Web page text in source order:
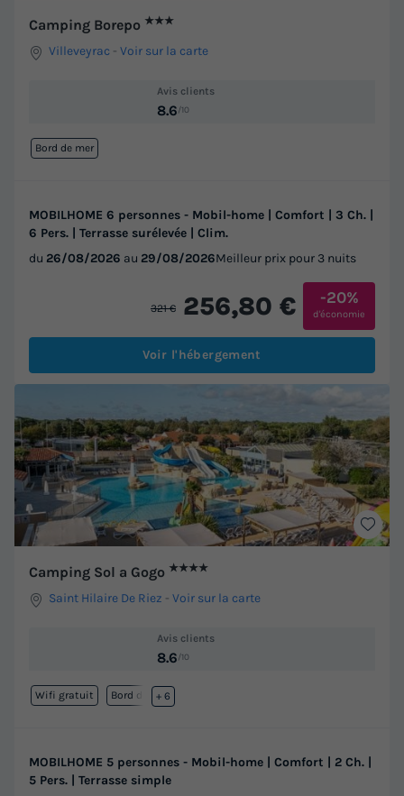
Camping Borepo ★★★
Villeveyrac -Voir sur la carte
Avis clients
8.6/10
Bord de mer
MOBILHOME 6 personnes - Mobil-home | Comfort | 3 Ch. |
6 Pers. | Terrasse surélevée | Clim.
du 26/08/2026 au 29/08/2026Meilleur prix pour 3 nuits
321 € 256,80 € -20%
d'économie
Voir l'hébergement
Camping Sol a Gogo ★★★★
Saint Hilaire De Riez -Voir sur la carte
Avis clients
8.6/10
Wifi gratuit Bord de mer
+ 6
MOBILHOME 5 personnes - Mobil-home | Comfort | 2 Ch. |
5 Pers. | Terrasse simple